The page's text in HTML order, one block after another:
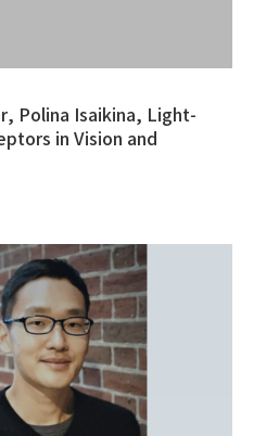
Polina Isaikina, Light-
in Vision and